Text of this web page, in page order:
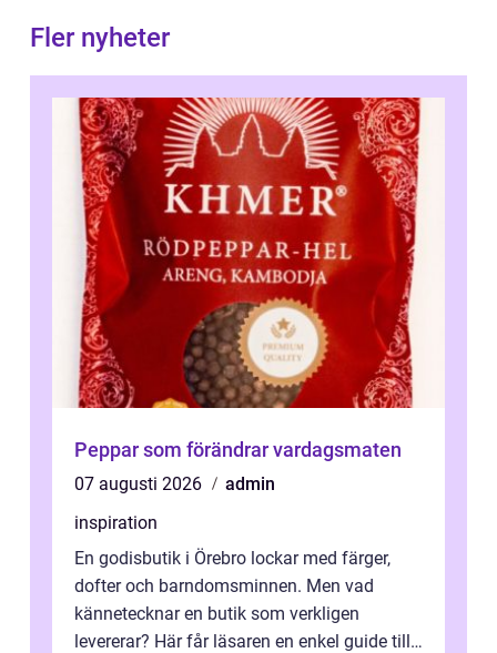
Fler nyheter
Peppar som förändrar vardagsmaten
07 augusti 2026
admin
inspiration
En godisbutik i Örebro lockar med färger,
dofter och barndomsminnen. Men vad
kännetecknar en butik som verkligen
levererar? Här får läsaren en enkel guide till